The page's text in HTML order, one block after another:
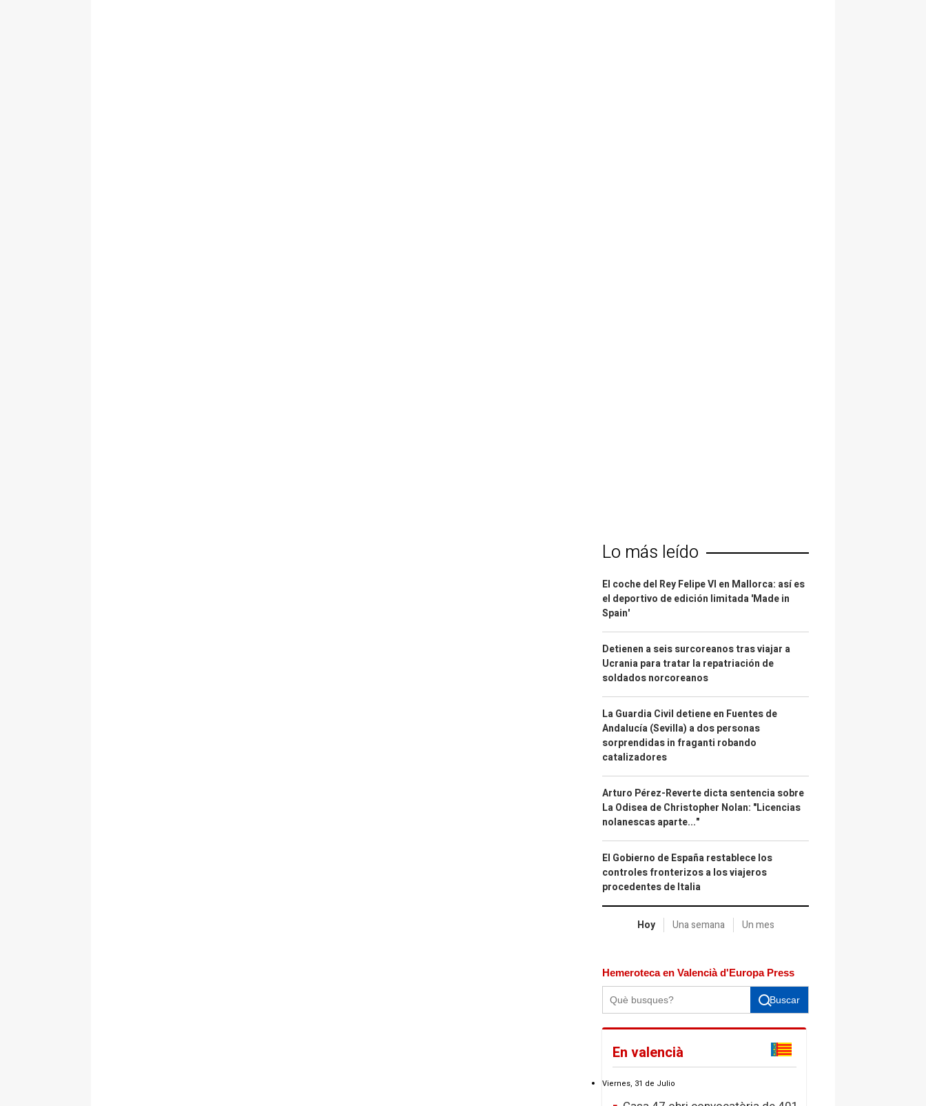
Lo más leído
El coche del Rey Felipe VI en Mallorca: así es
el deportivo de edición limitada 'Made in
Spain'
Detienen a seis surcoreanos tras viajar a
Ucrania para tratar la repatriación de
soldados norcoreanos
La Guardia Civil detiene en Fuentes de
Andalucía (Sevilla) a dos personas
sorprendidas in fraganti robando
catalizadores
Arturo Pérez-Reverte dicta sentencia sobre
La Odisea de Christopher Nolan: "Licencias
nolanescas aparte..."
El Gobierno de España restablece los
controles fronterizos a los viajeros
procedentes de Italia
Hoy Una semana Un mes
Hemeroteca en Valencià d'Europa Press
Buscar
En valencià
Viernes, 31 de Julio